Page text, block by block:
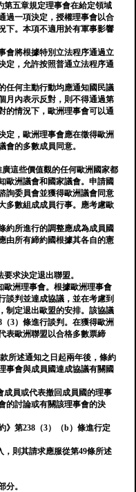
第五章規定理事會在給定領域
過一項決定，授權理事會以合
下。本項不適用於有軍事影響
會將根據特別立法程序通過立
定，允許按照普通立法程序通
任何主動行動均應通知國民議
月內表示反對，則不得通過第
的情況下，歐洲理事會可以通
定，歐洲理事會應在徵得歐洲
會的多數成員同意。
這些價值觀的任何歐洲國家都
歐洲議會和國家議會。申請國
詢委員會並獲得歐洲議會同意
多數組成成員行事。應考慮歐
約所進行的調整應成為成員國
由所有締約國根據其各自的憲
求決定退出聯盟。
歐洲理事會。根據歐洲理事會
談判並達成協議，並在考慮到
制定退出歐盟的安排。該協議
3）條進行談判。在獲得歐洲
表歐洲聯盟以合格多數票締
所述通知之日起兩年後，條約
事會與成員國達成協議有關國
成員或代表撤回成員國的理事
的討論或有關該理事會的決
》第238（3）（b）條進行定
，則其請求應服從第49條所述
分。